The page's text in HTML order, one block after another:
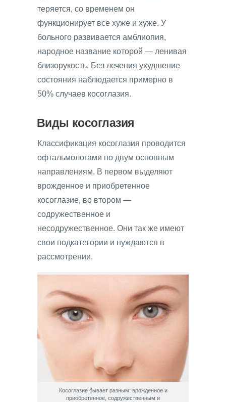
теряется, со временем он
функционирует все хуже и хуже. У
больного развивается амблиопия,
народное название которой — ленивая
близорукость. Без лечения ухудшение
состояния наблюдается примерно в
50% случаев косоглазия.
Виды косоглазия
Классификация косоглазия проводится
офтальмологами по двум основным
направлениям. В первом выделяют
врожденное и приобретенное
косоглазие, во втором —
содружественное и
несодружественное. Они так же имеют
свои подкатегории и нуждаются в
рассмотрении.
Косоглазие бывает разным: врожденное и
приобретенное, содружественным и